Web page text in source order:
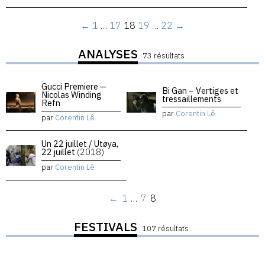
← 1 … 17 18 19 … 22 →
ANALYSES 73 résultats
Gucci Premiere —
Nicolas Winding
Refn
par Corentin Lê
Bi Gan – Vertiges et
tressaillements
par Corentin Lê
Un 22 juillet / Utøya,
22 juillet (2018)
par Corentin Lê
← 1 … 7 8
FESTIVALS 107 résultats